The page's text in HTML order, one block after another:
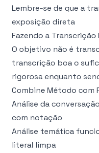
Lembre-se de que a
exposição direta
Fazendo a Transcrição
O objetivo não é
transcrição boa o
rigorosa enquanto
Combine Método com
Análise da
com notação
Análise temática
literal limpa